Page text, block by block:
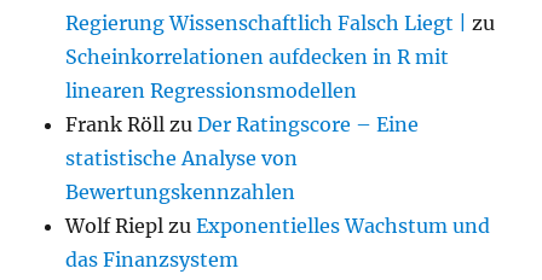
Regierung Wissenschaftlich Falsch Liegt |
zu
Scheinkorrelationen aufdecken in R mit
linearen Regressionsmodellen
Frank Röll zuDer Ratingscore – Eine
statistische Analyse von
Bewertungskennzahlen
Wolf Riepl zuExponentielles Wachstum und
das Finanzsystem